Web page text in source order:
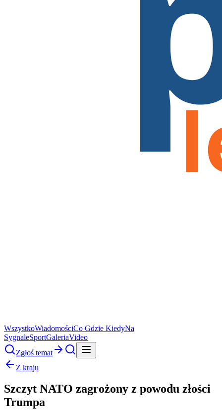
WszystkoWiadomościCo Gdzie KiedyNa
SygnaleSportGaleriaVideo
Zgłoś temat
Z kraju
Szczyt NATO zagrożony z powodu złości
Trumpa